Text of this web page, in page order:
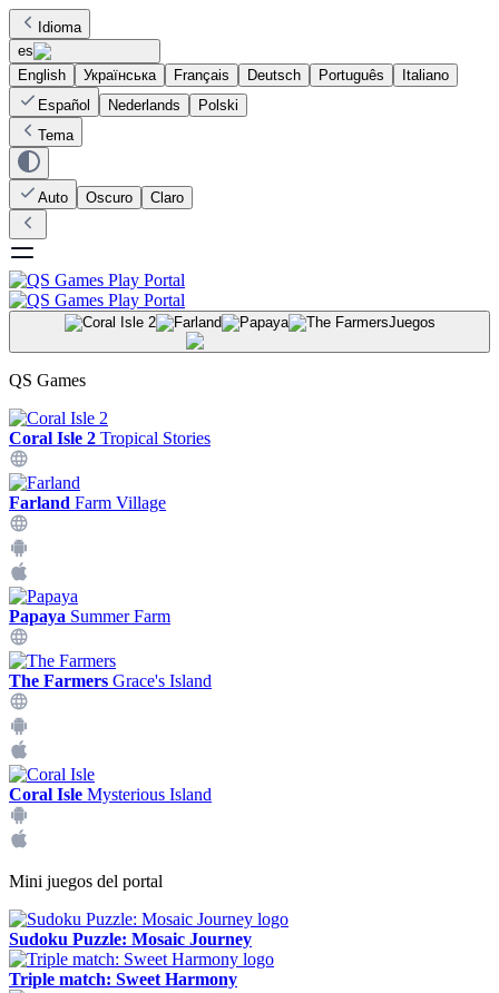
Idioma
es
English
Українська Français Deutsch Português
Italiano
Español
Nederlands
Polski
Tema
Auto Oscuro Claro
Juegos
QS Games
Coral Isle 2 Tropical Stories
Farland Farm Village
Papaya Summer Farm
The Farmers Grace's Island
Coral Isle Mysterious Island
Mini juegos del portal
Sudoku Puzzle: Mosaic Journey
Triple match: Sweet Harmony